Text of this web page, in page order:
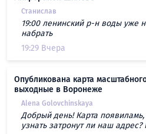
Станислав
19:00 ленинский р-н воды уже
набрать
19:29 Вчера
Опубликована карта
выходные в Воронеже
Alena Golovchinskaya
Добрый день! Карта
узнать затронут ли наш адрес?